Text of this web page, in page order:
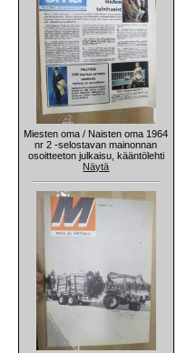
Miesten oma / Naisten oma 1964
nr 2 -selostavan mainonnan
osoitteeton julkaisu, kääntölehti
Näytä